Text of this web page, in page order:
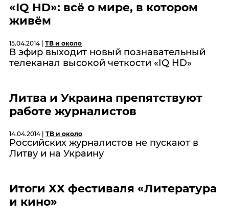
«IQ HD»: всё о мире, в котором
живём
15.04.2014 | ТВ и около
В эфир выходит новый познавательный
телеканал высокой четкости «IQ HD»
Литва и Украина препятствуют
работе журналистов
14.04.2014 | ТВ и около
Российских журналистов не пускают в
Литву и на Украину
Итоги ХХ фестиваля «Литература
и кино»